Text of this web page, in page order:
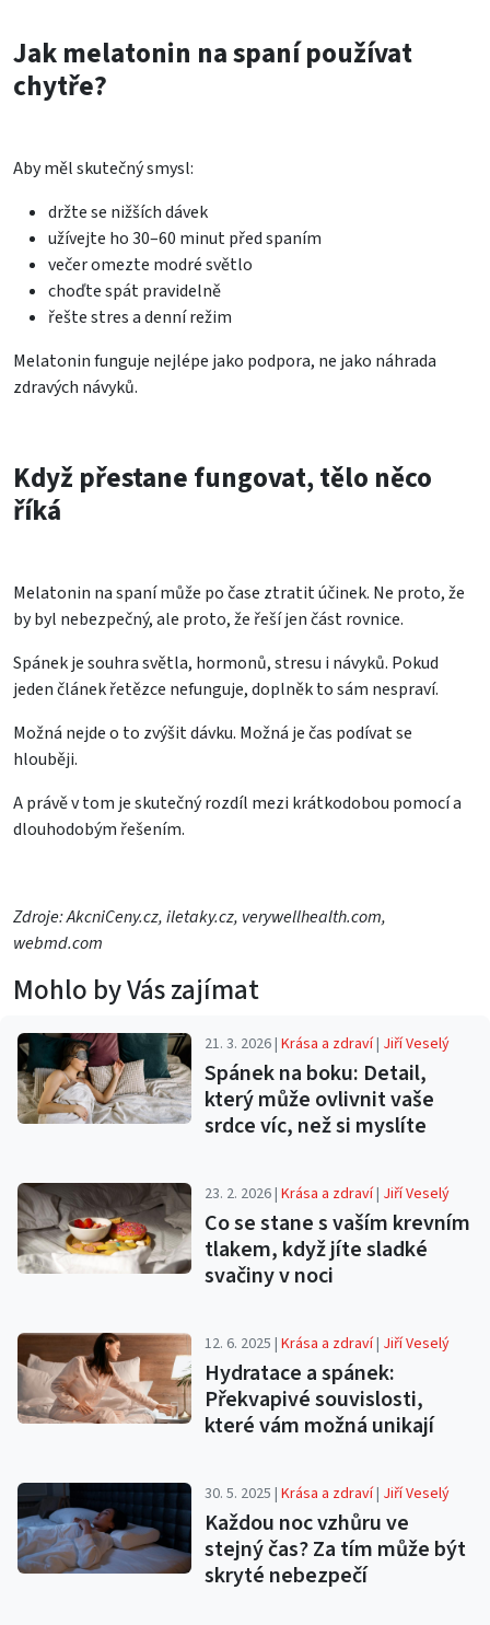
Jak melatonin na spaní používat
chytře?
Aby měl skutečný smysl:
držte se nižších dávek
užívejte ho 30–60 minut před spaním
večer omezte modré světlo
choďte spát pravidelně
řešte stres a denní režim
Melatonin funguje nejlépe jako podpora, ne jako náhrada
zdravých návyků.
Když přestane fungovat, tělo něco
říká
Melatonin na spaní může po čase ztratit účinek. Ne proto, že
by byl nebezpečný, ale proto, že řeší jen část rovnice.
Spánek je souhra světla, hormonů, stresu i návyků. Pokud
jeden článek řetězce nefunguje, doplněk to sám nespraví.
Možná nejde o to zvýšit dávku. Možná je čas podívat se
hlouběji.
A právě v tom je skutečný rozdíl mezi krátkodobou pomocí a
dlouhodobým řešením.
Zdroje: AkcniCeny.cz, iletaky.cz, verywellhealth.com,
webmd.com
Mohlo by Vás zajímat
21. 3. 2026 |Krása a zdraví| Jiří Veselý
Spánek na boku: Detail,
který může ovlivnit vaše
srdce víc, než si myslíte
23. 2. 2026 |Krása a zdraví| Jiří Veselý
Co se stane s vaším krevním
tlakem, když jíte sladké
svačiny v noci
12. 6. 2025 |Krása a zdraví| Jiří Veselý
Hydratace a spánek:
Překvapivé souvislosti,
které vám možná unikají
30. 5. 2025 |Krása a zdraví| Jiří Veselý
Každou noc vzhůru ve
stejný čas? Za tím může být
skryté nebezpečí